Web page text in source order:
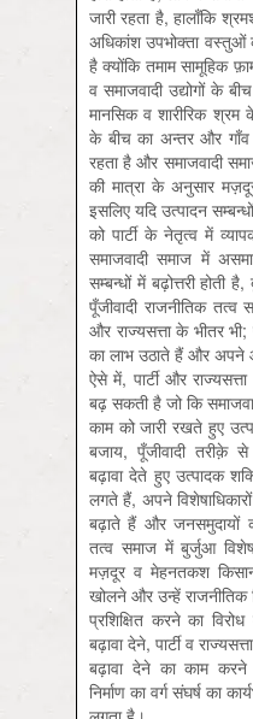
जारी रहता है, हालाँकि
अधिकांश उपभोक्ता वस्तुओं
है क्योंकि तमाम सामूहिक
व समाजवादी उद्योगों के
मानसिक व शारीरिक
के बीच का अन्तर और
रहता है और समाजवादी
की मात्रा के अनुसार
इसलिए यदि उत्पादन
को पार्टी के नेतृत्व में
समाजवादी समाज में
सम्बन्धों में बढ़ोत्तरी होती
पूँजीवादी राजनीतिक
और राज्यसत्ता के भीतर भी;
का लाभ उठाते हैं और अपने
ऐसे में, पार्टी और
बढ़ सकती है जो कि
काम को जारी रखते हुए
बजाय, पूँजीवादी तरीक़े
बढ़ावा देते हुए उत्पादक
लगते हैं, अपने
बढ़ाते हैं और
तत्व समाज में बुर्जुआ
मज़दूर व मेहनतकश
खोलने और उन्हें राजनीतिक
प्रशिक्षित करने का
बढ़ावा देने, पार्टी व
बढ़ावा देने का काम
निर्माण का वर्ग संघर्ष का